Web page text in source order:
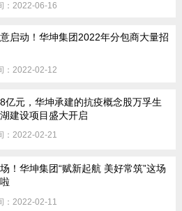
：2022-06-16
启动！华坤集团2022年分包商大量招
：2022-02-12
亿元，华坤承建的抗疫概念股万孚生
建设项目盛大开启
：2022-02-21
！华坤集团“赋新起航 美好常筑”这场
：2022-02-11